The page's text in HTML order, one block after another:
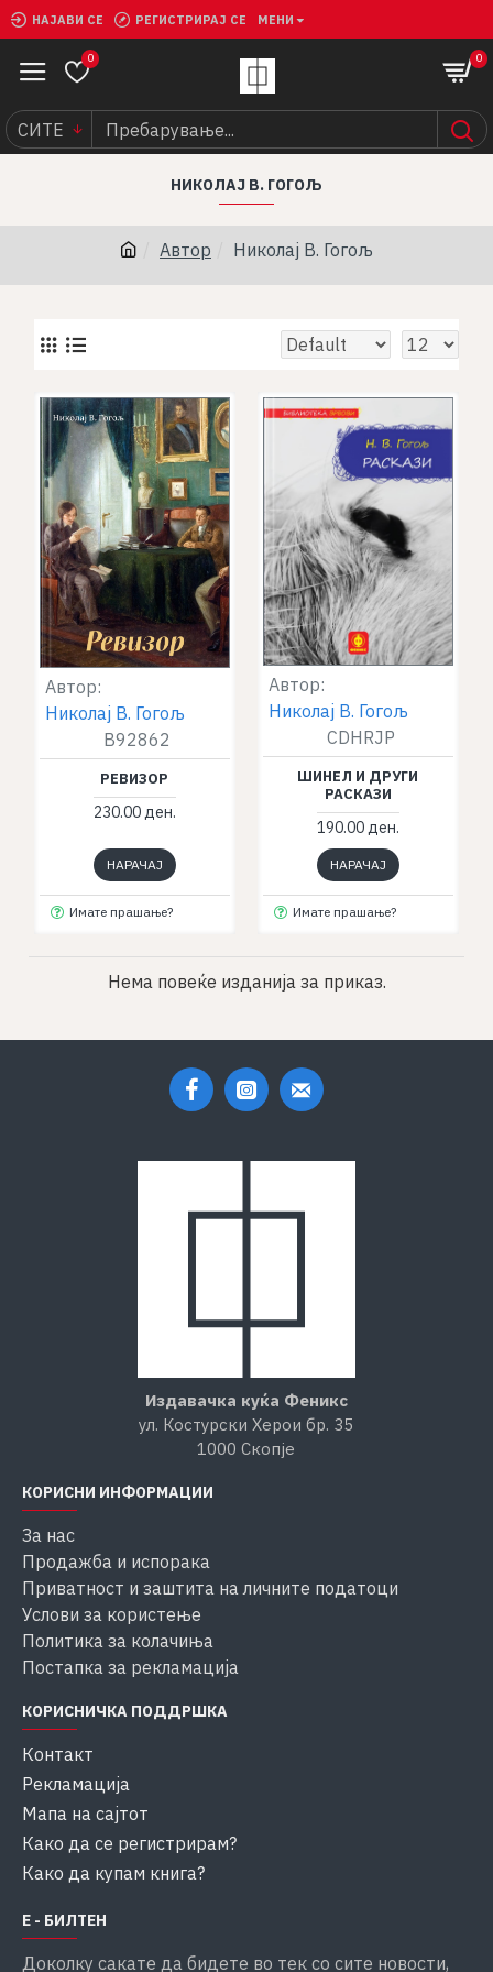
НАЈАВИ СЕ РЕГИСТРИРАЈ СЕ МЕНИ
0 0
СИТЕ
Автор Николај В. Гогољ
НИКОЛАЈ В. ГОГОЉ
Автор:
Николај В. Гогољ
B92862
РЕВИЗОР
230.00 ден.
НАРАЧАЈ
Имате прашање?
Автор:
Николај В. Гогољ
CDHRJP
ШИНЕЛ И ДРУГИ
РАСКАЗИ
190.00 ден.
НАРАЧАЈ
Имате прашање?
Нема повеќе изданија за приказ.
Издавачка куќа Феникс
ул. Костурски Херои бр. 35
1000 Скопје
КОРИСНИ ИНФОРМАЦИИ
За нас
Продажба и испорака
Приватност и заштита на личните податоци
Услови за користење
Политика за колачиња
Постапка за рекламација
КОРИСНИЧКА ПОДДРШКА
Контакт
Рекламација
Мапа на сајтот
Како да се регистрирам?
Како да купам книга?
Е - БИЛТЕН
Доколку сакате да бидете во тек со сите новости,